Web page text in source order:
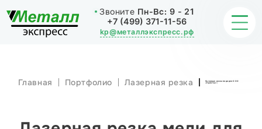
Звоните Пн-Вс: 9 - 21
+7 (499) 371-11-56
kp@металлэкспресс.рф
ОБРАБОТКА МЕТАЛЛА
ИЗДЕЛИЯ
Главная Портфолио Лазерная резка Лазерная резка меди для ООО
«Пром Тал»